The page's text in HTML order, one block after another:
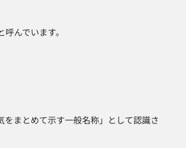
んでいます。
まとめて示す一般名称」として認識さ